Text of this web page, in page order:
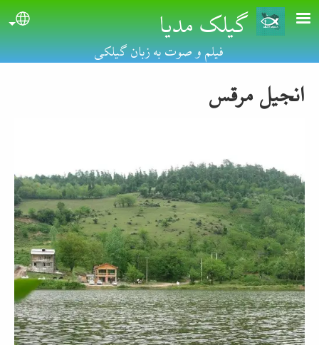
Skip to main contentگیلک مدیا
فیلم و صوت به زبان گیلکی
انجیل مرقس